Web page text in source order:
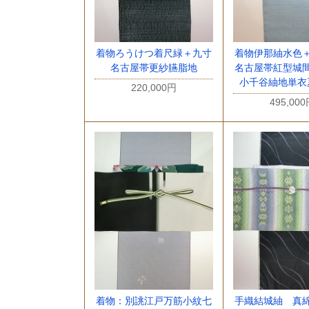
着物ろうけつ着尺緑＋九寸
名古屋帯更紗臙脂地
220,000円
着物伊那紬水色
名古屋帯紅型
小千谷紬地単
495,000
着物：別誂江戸万筋小紋七 手織結城紬 真